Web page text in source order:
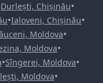
Durlești, Chișinău•
•Ialoveni, Chișinău•
Moldova•
Moldova•
•Sîngerei, Moldova•
Moldova•